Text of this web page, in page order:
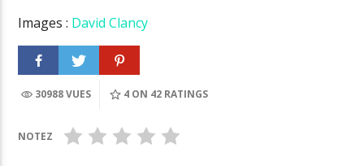
Images : David Clancy
30988 VUES 4 ON 42 RATINGS
NOTEZ